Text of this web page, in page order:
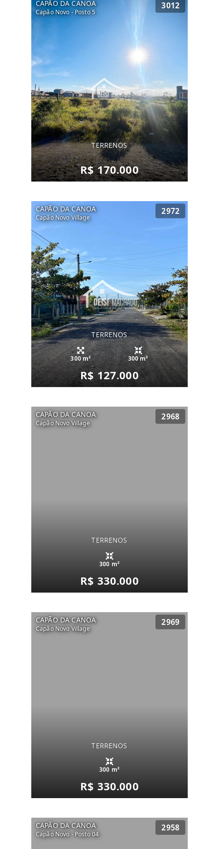
CAPÃO DA CANOA
Capão Novo - Posto 5
3012
TERRENOS
R$ 170.000
CAPÃO DA CANOA
Capão Novo Village
2972
TERRENOS
300 m² 300 m²
R$ 127.000
CAPÃO DA CANOA
Capão Novo Village
2968
TERRENOS
300 m²
R$ 330.000
CAPÃO DA CANOA
Capão Novo Village
2969
TERRENOS
300 m²
R$ 330.000
CAPÃO DA CANOA
Capão Novo - Posto 04
2958